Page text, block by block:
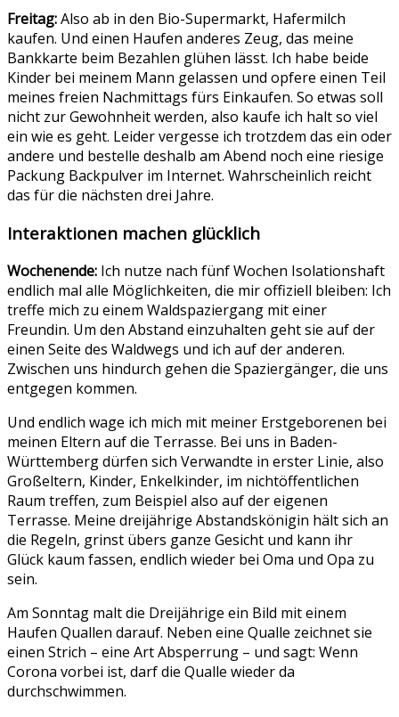
Freitag:Also ab in den Bio-Supermarkt, Hafermilch
kaufen. Und einen Haufen anderes Zeug, das meine
Bankkarte beim Bezahlen glühen lässt. Ich habe beide
Kinder bei meinem Mann gelassen und opfere einen Teil
meines freien Nachmittags fürs Einkaufen. So etwas soll
nicht zur Gewohnheit werden, also kaufe ich halt so viel
ein wie es geht. Leider vergesse ich trotzdem das ein oder
andere und bestelle deshalb am Abend noch eine riesige
Packung Backpulver im Internet. Wahrscheinlich reicht
das für die nächsten drei Jahre.
Interaktionen machen glücklich
Wochenende: Ich nutze nach fünf Wochen Isolationshaft
endlich mal alle Möglichkeiten, die mir offiziell bleiben: Ich
treffe mich zu einem Waldspaziergang mit einer
Freundin. Um den Abstand einzuhalten geht sie auf der
einen Seite des Waldwegs und ich auf der anderen.
Zwischen uns hindurch gehen die Spaziergänger, die uns
entgegen kommen.
Und endlich wage ich mich mit meiner Erstgeborenen bei
meinen Eltern auf die Terrasse. Bei uns in Baden-
Württemberg dürfen sich Verwandte in erster Linie, also
Großeltern, Kinder, Enkelkinder, im nichtöffentlichen
Raum treffen, zum Beispiel also auf der eigenen
Terrasse. Meine dreijährige Abstandskönigin hält sich an
die Regeln, grinst übers ganze Gesicht und kann ihr
Glück kaum fassen, endlich wieder bei Oma und Opa zu
sein.
Am Sonntag malt die Dreijährige ein Bild mit einem
Haufen Quallen darauf. Neben eine Qualle zeichnet sie
einen Strich – eine Art Absperrung – und sagt: Wenn
Corona vorbei ist, darf die Qualle wieder da
durchschwimmen.